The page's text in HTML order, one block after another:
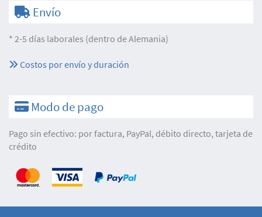
Envío
* 2-5 días laborales (dentro de Alemania)
Costos por envío y duración
Modo de pago
Pago sin efectivo: por factura, PayPal, débito directo, tarjeta de
crédito